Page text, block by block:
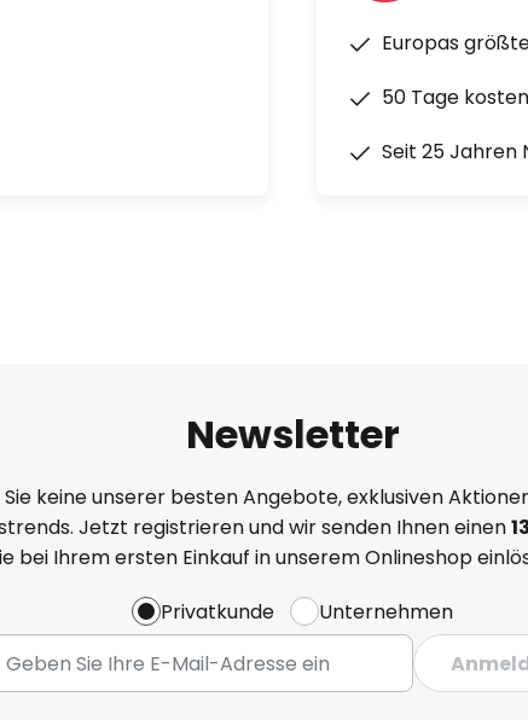
Europas
50 Tage
Seit 25 Jahren
Newsletter
keine unserer besten Angebote, exklusiven
Jetzt registrieren und wir senden Ihnen einen13
bei Ihrem ersten Einkauf in unserem Onlineshop
Privatkunde
Unternehmen